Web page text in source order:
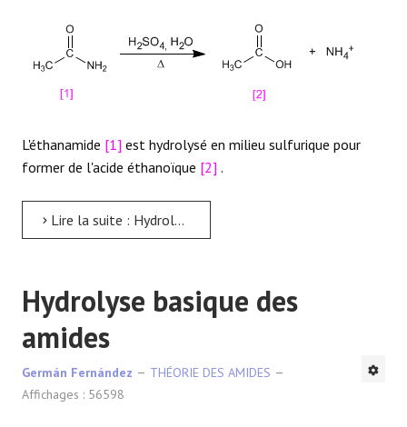
L'éthanamide [1] est hydrolysé en milieu sulfurique pour
former de l'acide éthanoïque [2] .
Lire la suite : Hydrolyse acide des amides
Hydrolyse basique des
amides
Germán Fernández
THÉORIE DES AMIDES
Affichages : 56598